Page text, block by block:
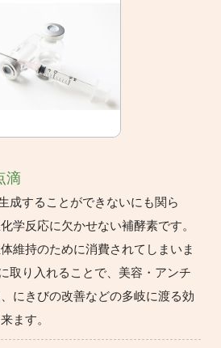
滴
成することができないにも関ら
学反応に欠かせない補酵素です。
維持のために消費されてしまいま
取り入れることで、美容・アンチ
にきびの改善などの多岐に渡る効
ます。